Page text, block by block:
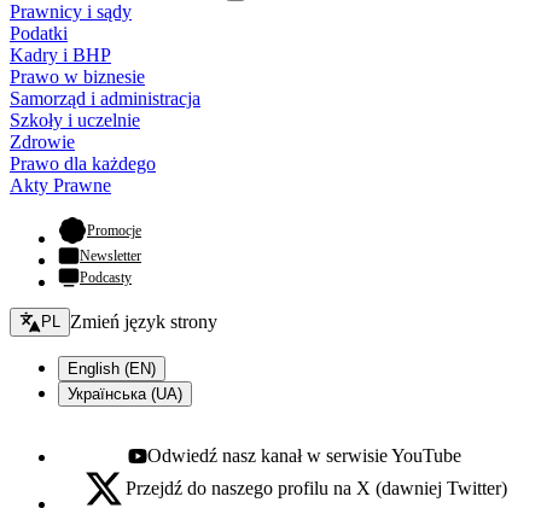
Prawnicy i sądy
Podatki
Kadry i BHP
Prawo w biznesie
Samorząd i administracja
Szkoły i uczelnie
Zdrowie
Prawo dla każdego
Akty Prawne
Promocje- otwiera się w nowej karcie
Newsletter
Podcasty
Zmień język - bieżący:
PL Zmień język strony
English (EN)
Українська (UA)
Youtube - otwiera się w nowej karcie
Odwiedź nasz kanał w serwisie YouTube
X - otwiera się w nowej karcie
Przejdź do naszego profilu na X (dawniej Twitter)